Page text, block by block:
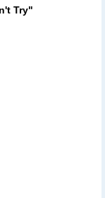
Try"